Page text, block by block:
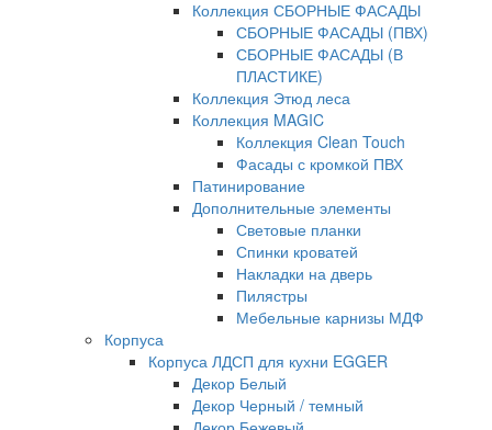
Коллекция СБОРНЫЕ ФАСАДЫ
СБОРНЫЕ ФАСАДЫ (ПВХ)
СБОРНЫЕ ФАСАДЫ (В
ПЛАСТИКЕ)
Коллекция Этюд леса
Коллекция MAGIC
Коллекция Clean Touch
Фасады с кромкой ПВХ
Патинирование
Дополнительные элементы
Световые планки
Спинки кроватей
Накладки на дверь
Пилястры
Мебельные карнизы МДФ
Корпуса
Корпуса ЛДСП для кухни EGGER
Декор Белый
Декор Черный / темный